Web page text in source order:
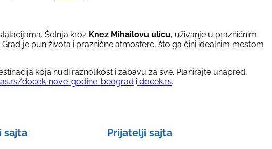
Šetnja kroz Knez Mihailovu ulicu, uživanje u prazničnim
je pun života i praznične atmosfere, što ga čini idealnim mestom
koja nudi raznolikost i zabavu za sve. Planirajte unapred,
docek-nove-godine-beograd i docek.rs.
sajta Prijatelji sajta